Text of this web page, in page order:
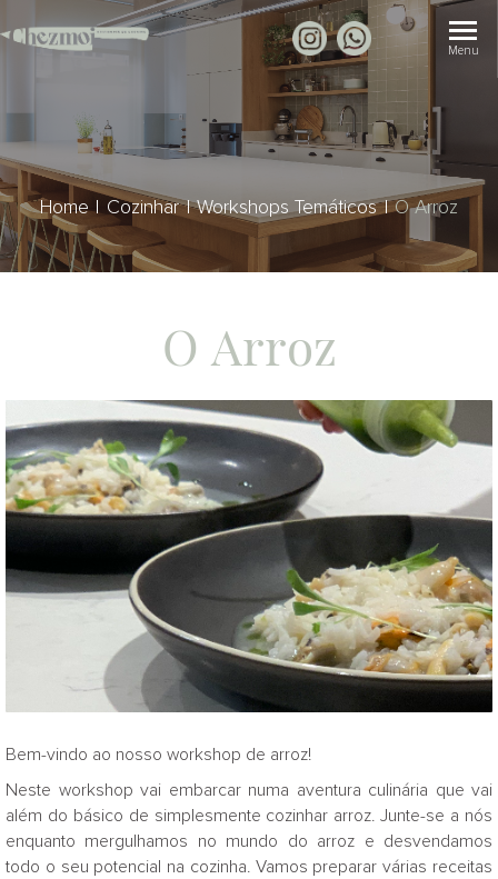
Home Cozinhar Workshops Temáticos O Arroz
O Arroz
Bem-vindo ao nosso workshop de arroz!
Neste workshop vai embarcar numa aventura culinária que vai
além do básico de simplesmente cozinhar arroz. Junte-se a nós
enquanto mergulhamos no mundo do arroz e desvendamos
todo o seu potencial na cozinha. Vamos preparar várias receitas